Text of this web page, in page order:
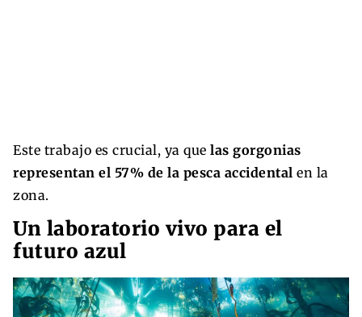
Este trabajo es crucial, ya que las gorgonias
representan el 57% de la pesca accidental en la
zona.
Un laboratorio vivo para el
futuro azul